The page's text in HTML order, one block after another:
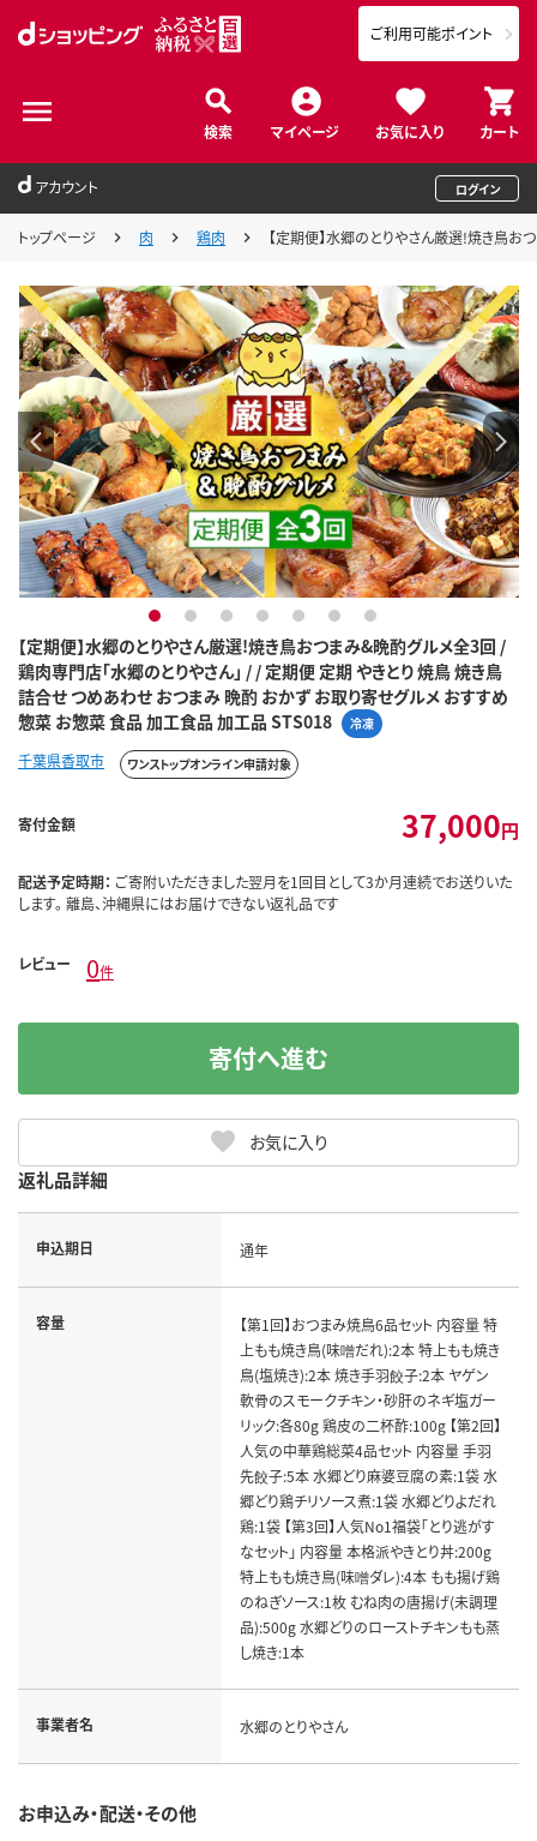
検索 マイページ お気に入り カート
ご利用可能ポイント
アカウント ログイン
トップページ 肉 鶏肉 【定期便】水郷のとりやさん厳選!焼き鳥
【定期便】水郷のとりやさん厳選!焼き鳥おつまみ&晩酌グルメ全3回 /
鶏肉専門店「水郷のとりやさん」 / / 定期便 定期 やきとり 焼鳥 焼き鳥
詰合せ つめあわせ おつまみ 晩酌 おかず お取り寄せグルメ おすすめ
惣菜 お惣菜 食品 加工食品 加工品 STS018
冷凍
1 2 3 4 5 6 7
千葉県香取市 ワンストップオンライン申請対象
寄付金額 37,000円
配送予定時期： ご寄附いただきました翌月を1回目として3か月連続でお送りいた
します。 離島、沖縄県にはお届けできない返礼品です
レビュー 0件
お気に入り
寄付へ進む
返礼品詳細
申込期日 通年
容量
【第1回】おつまみ焼鳥6品セット 内容量 特
上もも焼き鳥(味噌だれ):2本 特上もも焼き
鳥(塩焼き):2本 焼き手羽餃子:2本 ヤゲン
軟骨のスモークチキン・砂肝のネギ塩ガー
リック:各80g 鶏皮の二杯酢:100g 【第2回】
人気の中華鶏総菜4品セット 内容量 手羽
先餃子:5本 水郷どり麻婆豆腐の素:1袋 水
郷どり鶏チリソース煮:1袋 水郷どりよだれ
鶏:1袋 【第3回】人気No1福袋「とり逃がす
なセット」 内容量 本格派やきとり丼:200g
特上もも焼き鳥(味噌ダレ):4本 もも揚げ鶏
のねぎソース:1枚 むね肉の唐揚げ(未調理
品):500g 水郷どりのローストチキンもも蒸
し焼き:1本
事業者名 水郷のとりやさん
お申込み・配送・その他